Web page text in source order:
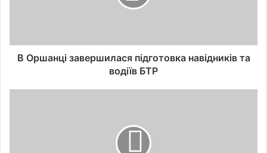
В Оршанці завершилася підготовка навідників та
водіїв БТР